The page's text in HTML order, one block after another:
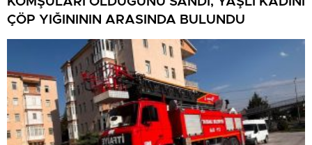
ÇÖP YIĞINININ ARASINDA BULUNDU